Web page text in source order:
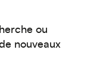
ou
nouveaux